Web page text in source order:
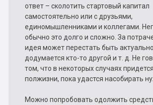
ответ – сколотить стартовый капитал
самостоятельно или с друзьями,
единомышленниками и коллегами.
обычно это долго и сложно. За
идея может перестать быть
додумается кто-то другой и т. д. Не
том, что в некоторых случаях
полжизни, пока удастся насобирать
Можно попробовать одолжить